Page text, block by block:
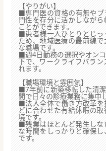
【やりがい】
■専門医の資格の有無やブ
門性を存分に活かしなが
ことができます。
■患者様一人ひとりとじっ
ため、地域医療の最前線
な職場です。
■週4日勤務の選択やオン
下で、ワークライフバラ
れます。
【職場環境と雰囲気】
■7年前に新築移転した清
間で日々の診療業務に集中
■法人全体で働き方改革を
どに合わせた有給休暇の
境です。
■残業はほとんど発生しな
な時間をしっかりと確保
です。